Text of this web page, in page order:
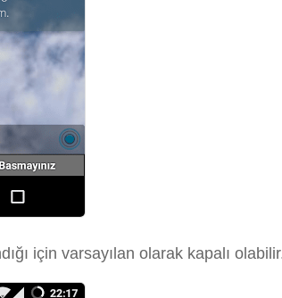
için varsayılan olarak kapalı